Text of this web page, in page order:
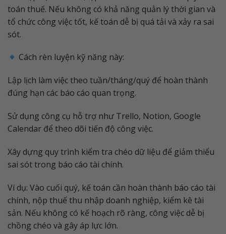
toán thuế. Nếu không có khả năng quản lý thời gian và
tổ chức công việc tốt, kế toán dễ bị quá tải và xảy ra sai
sót.
Cách rèn luyện kỹ năng này:
Lập lịch làm việc theo tuần/tháng/quý để hoàn thành
đúng hạn các báo cáo quan trọng.
Sử dụng công cụ hỗ trợ như Trello, Notion, Google
Calendar để theo dõi tiến độ công việc.
Xây dựng quy trình kiểm tra chéo dữ liệu để giảm thiểu
sai sót trong báo cáo tài chính.
Ví dụ: Vào cuối quý, kế toán cần hoàn thành báo cáo tài
chính, nộp thuế thu nhập doanh nghiệp, kiểm kê tài
sản. Nếu không có kế hoạch rõ ràng, công việc dễ bị
chồng chéo và gây áp lực lớn.